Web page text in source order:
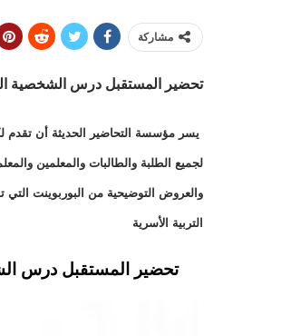
مشاركة
تحضير المستقبل درس الشخصية
يسر مؤسسة التحاضير الحديثة أن تقدم
لجميع الطلبة والطالبات والمعلمين
والعروض التوضيحية من البوربوينت
التربية الأسرية
تحضير المستقبل درس